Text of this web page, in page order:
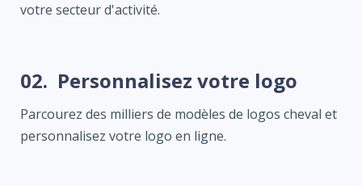
votre secteur d'activité.
02. Personnalisez votre logo
Parcourez des milliers de modèles de logos cheval et
personnalisez votre logo en ligne.